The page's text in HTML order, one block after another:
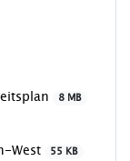
8 MB
West
55 KB